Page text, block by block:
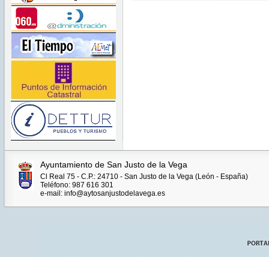
Ayuntamiento de San Justo de la Vega
Cl Real 75 - C.P.: 24710 - San Justo de la Vega (León - España)
Teléfono: 987 616 301
e-mail: info@aytosanjustodelavega.es